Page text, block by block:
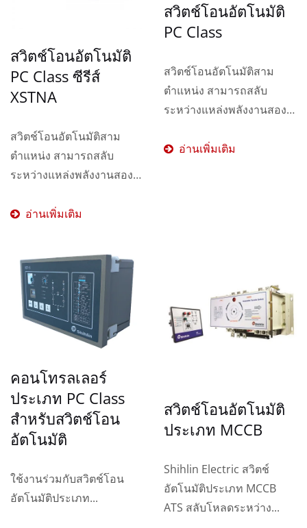
สวิตช์โอนอัตโนมัติ
PC Class ซีรีส์
XSTNA
สวิตช์โอนอัตโนมัติสาม
ตำแหน่ง สามารถสลับ
ระหว่างแหล่งพลังงานสอง
อ่านเพิ่มเติม
สวิตช์โอนอัตโนมัติ
PC Class
สวิตช์โอนอัตโนมัติสาม
ตำแหน่ง สามารถสลับ
ระหว่างแหล่งพลังงานสอง
อ่านเพิ่มเติม
คอนโทรลเลอร์
ประเภท PC Class
สำหรับสวิตช์โอน
อัตโนมัติ
ใช้งานร่วมกับสวิตช์โอน
อัตโนมัติประเภท...
สวิตช์โอนอัตโนมัติ
ประเภท MCCB
Shihlin Electric สวิตช์
อัตโนมัติประเภท MCCB
ATS สลับโหลดระหว่าง...